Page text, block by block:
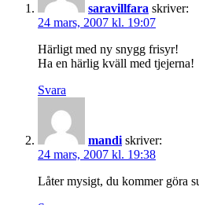
saravillfara skriver:
24 mars, 2007 kl. 19:07
Härligt med ny snygg frisyr!
Ha en härlig kväll med tjejerna!
Svara
mandi skriver:
24 mars, 2007 kl. 19:38
Låter mysigt, du kommer göra